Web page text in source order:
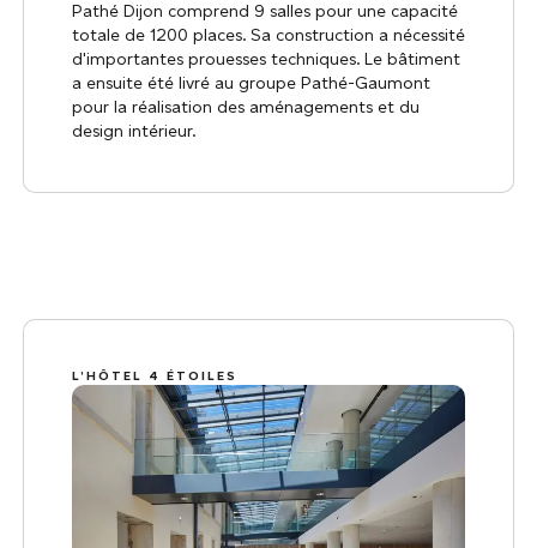
Pathé Dijon comprend 9 salles pour une capacité
totale de 1200 places. Sa construction a nécessité
d'importantes prouesses techniques. Le bâtiment
a ensuite été livré au groupe Pathé-Gaumont
pour la réalisation des aménagements et du
design intérieur.
L’HÔTEL 4 ÉTOILES